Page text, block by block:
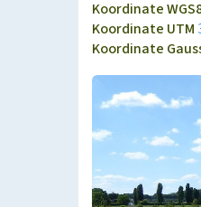
Koordinate
Koordinate UTM
Koordinate